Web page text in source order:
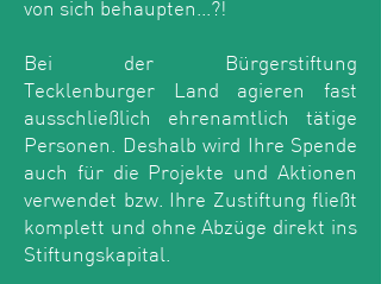
von sich behaupten...?!
Bei der Bürgerstiftung
Tecklenburger Land agieren fast
ausschließlich ehrenamtlich tätige
Personen. Deshalb wird Ihre Spende
auch für die Projekte und Aktionen
verwendet bzw. Ihre Zustiftung fließt
komplett und ohne Abzüge direkt ins
Stiftungskapital.